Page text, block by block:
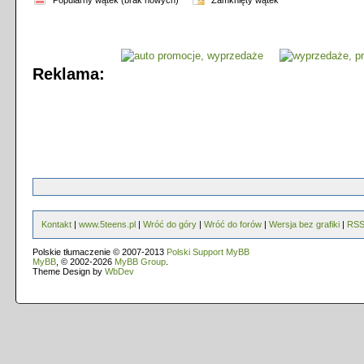
Reklama:
Kontakt | www.5teens.pl | Wróć do góry | Wróć do forów | Wersja bez grafiki | RSS
Polskie tłumaczenie © 2007-2013 Polski Support MyBB
MyBB , © 2002-2026 MyBB Group
Theme Design by WbDev